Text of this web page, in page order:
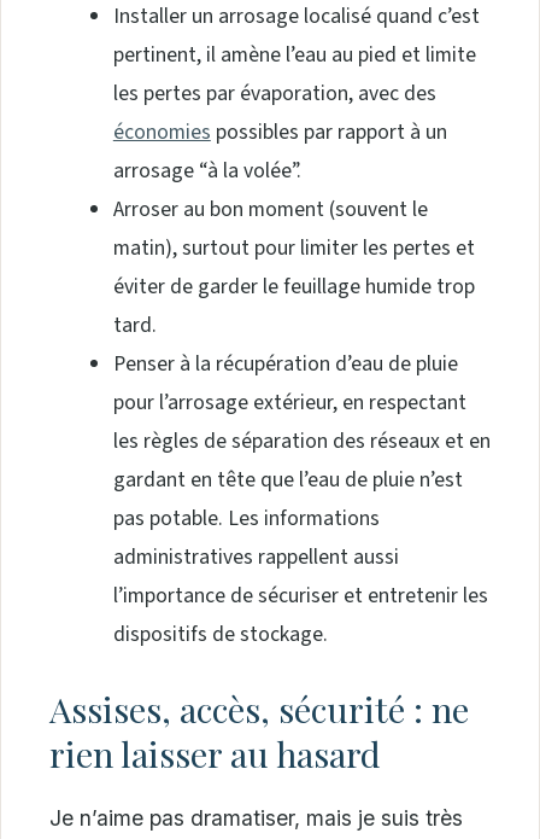
Installer un arrosage localisé quand c’est
pertinent, il amène l’eau au pied et limite
les pertes par évaporation, avec des
économiespossibles par rapport à un
arrosage “à la volée”.
Arroser au bon moment (souvent le
matin), surtout pour limiter les pertes et
éviter de garder le feuillage humide trop
tard.
Penser à la récupération d’eau de pluie
pour l’arrosage extérieur, en respectant
les règles de séparation des réseaux et en
gardant en tête que l’eau de pluie n’est
pas potable. Les informations
administratives rappellent aussi
l’importance de sécuriser et entretenir les
dispositifs de stockage.
Assises, accès, sécurité : ne
rien laisser au hasard
Je n’aime pas dramatiser, mais je suis très